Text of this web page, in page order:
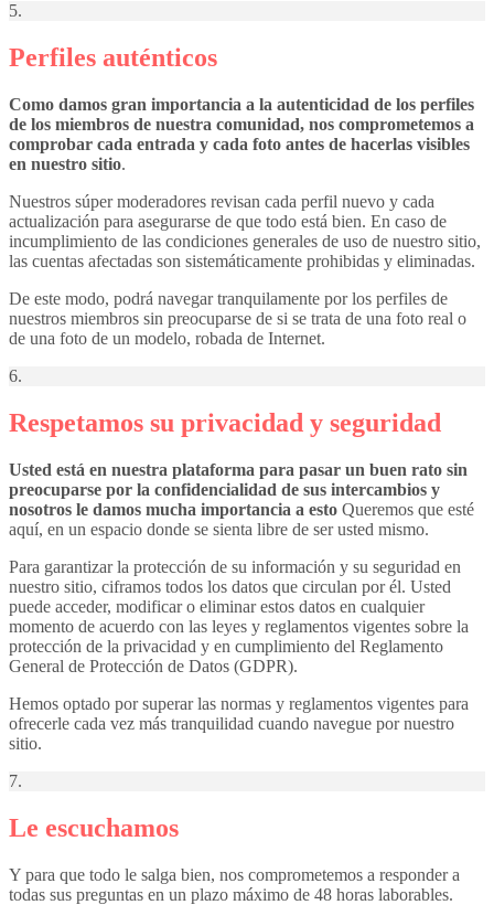
5.
Perfiles auténticos
Como damos gran importancia a la autenticidad de los perfiles
de los miembros de nuestra comunidad, nos comprometemos a
comprobar cada entrada y cada foto antes de hacerlas visibles
en nuestro sitio.
Nuestros súper moderadores revisan cada perfil nuevo y cada
actualización para asegurarse de que todo está bien. En caso de
incumplimiento de las condiciones generales de uso de nuestro sitio,
las cuentas afectadas son sistemáticamente prohibidas y eliminadas.
De este modo, podrá navegar tranquilamente por los perfiles de
nuestros miembros sin preocuparse de si se trata de una foto real o
de una foto de un modelo, robada de Internet.
6.
Respetamos su privacidad y seguridad
Usted está en nuestra plataforma para pasar un buen rato sin
preocuparse por la confidencialidad de sus intercambios y
nosotros le damos mucha importancia a esto Queremos que esté
aquí, en un espacio donde se sienta libre de ser usted mismo.
Para garantizar la protección de su información y su seguridad en
nuestro sitio, ciframos todos los datos que circulan por él. Usted
puede acceder, modificar o eliminar estos datos en cualquier
momento de acuerdo con las leyes y reglamentos vigentes sobre la
protección de la privacidad y en cumplimiento del Reglamento
General de Protección de Datos (GDPR).
Hemos optado por superar las normas y reglamentos vigentes para
ofrecerle cada vez más tranquilidad cuando navegue por nuestro
sitio.
7.
Le escuchamos
Y para que todo le salga bien, nos comprometemos a responder a
todas sus preguntas en un plazo máximo de 48 horas laborables.